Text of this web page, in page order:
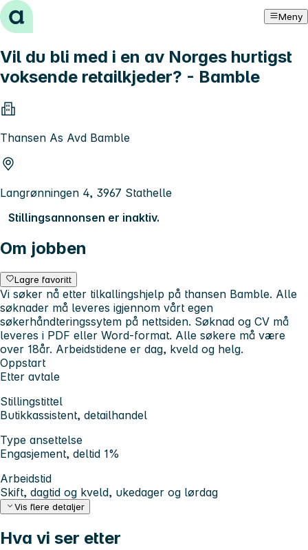
Hopp til innhold Meny
Vil du bli med i en av Norges hurtigst
voksende retailkjeder? - Bamble
Thansen As Avd Bamble
Langrønningen 4, 3967 Stathelle
Stillingsannonsen er inaktiv.
Om jobben
Lagre favoritt
Vi søker nå etter tilkallingshjelp på thansen Bamble. Alle
søknader må leveres igjennom vårt egen
søkerhåndteringssytem på nettsiden. Søknad og CV må
leveres i PDF eller Word-format. Alle søkere må være
over 18år. Arbeidstidene er dag, kveld og helg.
Oppstart
Etter avtale
Stillingstittel
Butikkassistent, detailhandel
Type ansettelse
Engasjement, deltid 1%
Arbeidstid
Skift, dagtid og kveld, ukedager og lørdag
Vis flere detaljer
Hva vi ser etter